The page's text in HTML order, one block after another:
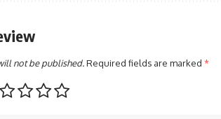
not be published.Required fields are marked *